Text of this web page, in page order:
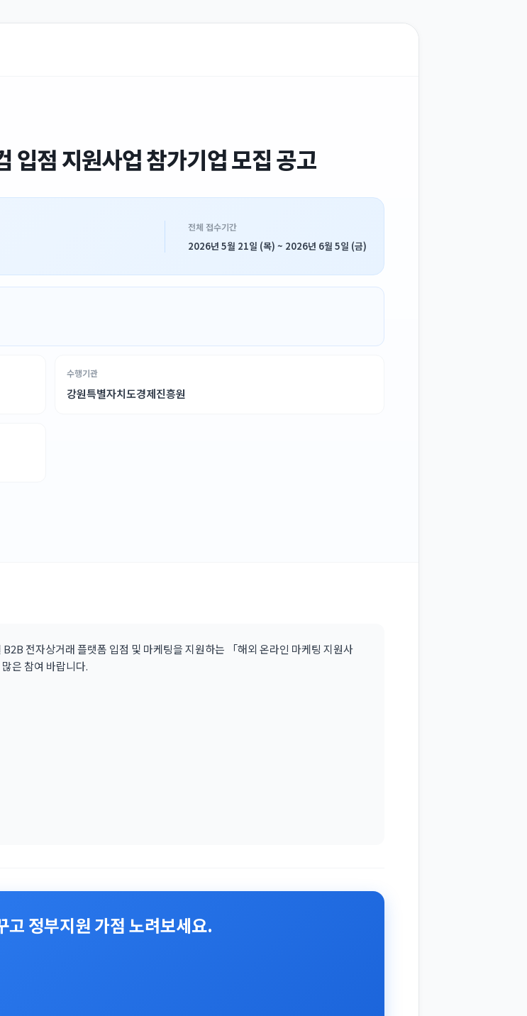
점 지원사업 참가기업 모집 공고
전체 접수기간
2026년 5월 21일 (목) ~ 2026년 6월 5일 (금)
수행기관
강원특별자치도경제진흥원
전자상거래 플랫폼 입점 및 마케팅을 지원하는 「해외 온라인 마케팅 지원사
은 참여 바랍니다.
정부지원 가점 노려보세요.